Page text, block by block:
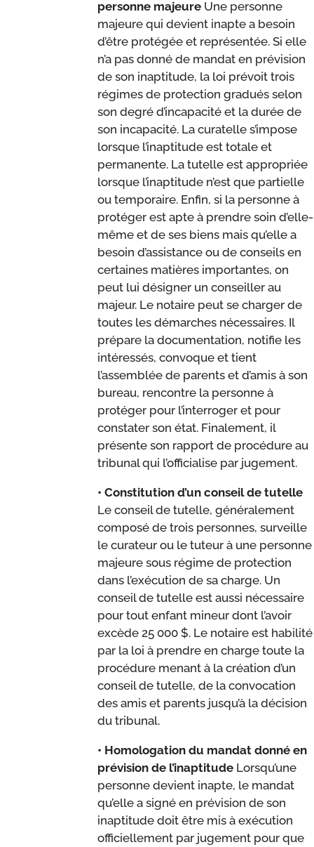
personne majeure Une personne
majeure qui devient inapte a besoin
d’être protégée et représentée. Si elle
n’a pas donné de mandat en prévision
de son inaptitude, la loi prévoit trois
régimes de protection gradués selon
son degré d’incapacité et la durée de
son incapacité. La curatelle s’impose
lorsque l’inaptitude est totale et
permanente. La tutelle est appropriée
lorsque l’inaptitude n’est que partielle
ou temporaire. Enfin, si la personne à
protéger est apte à prendre soin d’elle-
même et de ses biens mais qu’elle a
besoin d’assistance ou de conseils en
certaines matières importantes, on
peut lui désigner un conseiller au
majeur. Le notaire peut se charger de
toutes les démarches nécessaires. Il
prépare la documentation, notifie les
intéressés, convoque et tient
l’assemblée de parents et d’amis à son
bureau, rencontre la personne à
protéger pour l’interroger et pour
constater son état. Finalement, il
présente son rapport de procédure au
tribunal qui l’officialise par jugement.
• Constitution d’un conseil de tutelle
Le conseil de tutelle, généralement
composé de trois personnes, surveille
le curateur ou le tuteur à une personne
majeure sous régime de protection
dans l’exécution de sa charge. Un
conseil de tutelle est aussi nécessaire
pour tout enfant mineur dont l’avoir
excède 25 000 $. Le notaire est habilité
par la loi à prendre en charge toute la
procédure menant à la création d’un
conseil de tutelle, de la convocation
des amis et parents jusqu’à la décision
du tribunal.
• Homologation du mandat donné en
prévision de l’inaptitude Lorsqu’une
personne devient inapte, le mandat
qu’elle a signé en prévision de son
inaptitude doit être mis à exécution
officiellement par jugement pour que